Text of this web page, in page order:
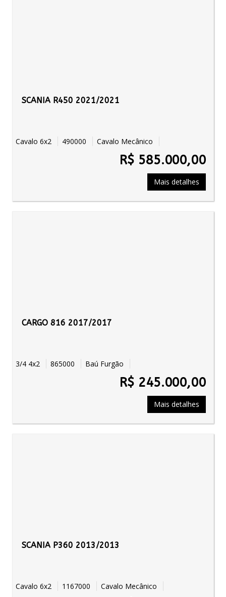
SCANIA R450 2021/2021
Cavalo 6x2 490000 Cavalo Mecânico
R$ 585.000,00
Mais detalhes
CARGO 816 2017/2017
3/4 4x2 865000 Baú Furgão
R$ 245.000,00
Mais detalhes
SCANIA P360 2013/2013
Cavalo 6x2 1167000 Cavalo Mecânico